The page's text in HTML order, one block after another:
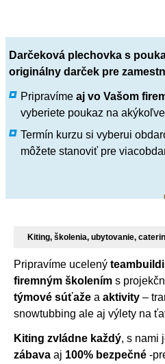
Darčeková plechovka s
originálny darček pre
Pripravímeaj vo Vašom
vyberiete poukaz na
Termín kurzu si vyberui
môžete stanoviť pre
Kiting, školenia, ubytovanie,
Pripravíme ucelený
firemným školením s
týmové súťažeaaktivity –
snowtubbing ale aj výlety na
Kiting zvládne každý, s nami
zábava aj 100% bezpečné -